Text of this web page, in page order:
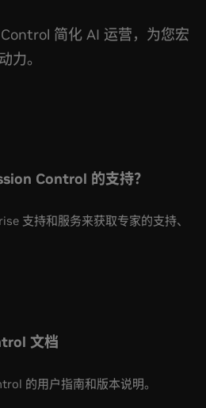
简化 AI 运营，为您宏
力。
Control 的支持？
支持和服务来获取专家的支持、
文档
的用户指南和版本说明。